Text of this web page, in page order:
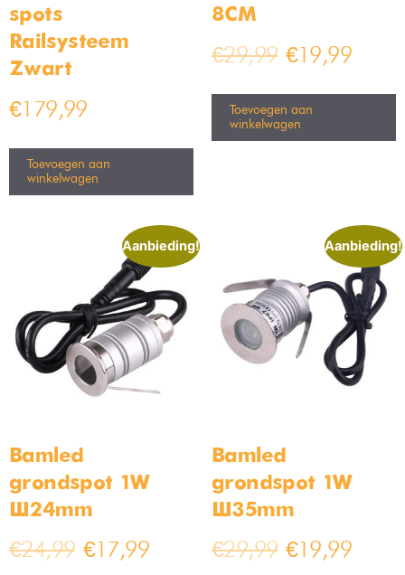
spots –
Railsysteem –
Zwart
€179,99
Toevoegen aan
winkelwagen
8CM
€29,99 €19,99
Toevoegen aan
winkelwagen
Aanbieding!
Bamled
grondspot 1W
Ø24mm
€24,99 €17,99
Aanbieding!
Bamled
grondspot 1W
Ø35mm
€29,99 €19,99